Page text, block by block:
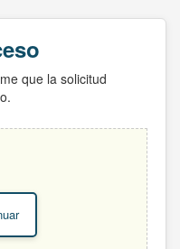
que la solicitud